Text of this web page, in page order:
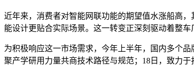
近年来，消费者对智能网联功能的期望值水涨船高
能设计更贴合实际场景。这一转变正深刻驱动着整车
为积极响应这一市场需求，今年上半年，国内多个
聚产学研用力量共商技术路径与规范；18日，致力